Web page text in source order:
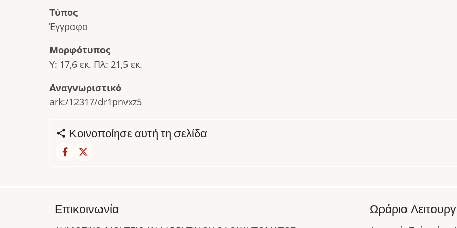
Τύπος
Έγγραφο
Μορφότυπος
Υ: 17,6 εκ. Πλ: 21,5 εκ.
Αναγνωριστικό
ark:/12317/dr1pnvxz5
Κοινοποίησε αυτή τη σελίδα
Επικοινωνία Ωράριο